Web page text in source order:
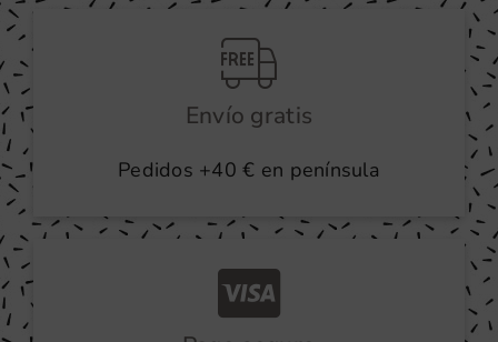
Envío gratis
Pedidos +40 € en península